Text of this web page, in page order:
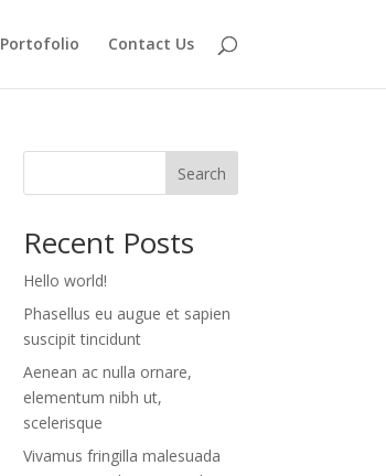
Portofolio Contact Us
Search
Recent Posts
Hello world!
Phasellus eu augue et sapien
suscipit tincidunt
Aenean ac nulla ornare,
elementum nibh ut,
scelerisque
Vivamus fringilla malesuada